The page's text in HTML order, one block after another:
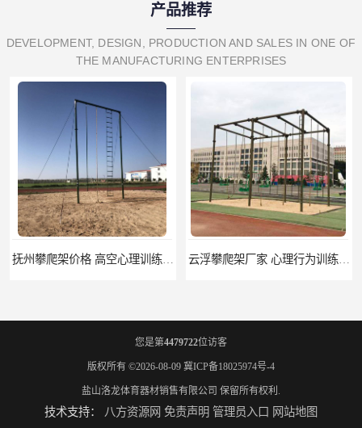
产品推荐
DEVELOPMENT, DESIGN, PRODUCTION AND SALES IN ONE OF
THE MANUFACTURING ENTERPRISES
濮阳攀爬架价格 训练攀爬架 批发价格
您是第4479722位访客
版权所有 ©2026-08-09 冀ICP备18025974号-4
盐山洛龙体育器材销售有限公司 保留所有权利.
技术支持： 八方资源网 免责声明 管理员入口 网站地图